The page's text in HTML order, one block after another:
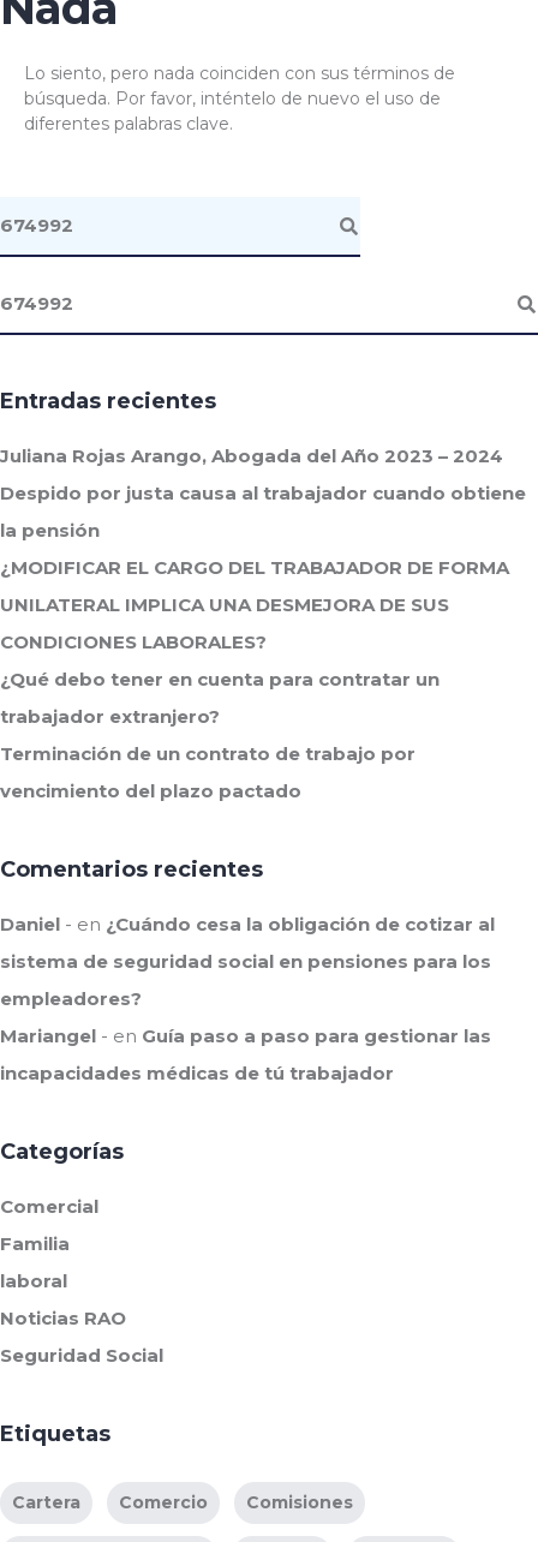
Lo siento, pero nada coinciden con sus términos de
búsqueda. Por favor, inténtelo de nuevo el uso de
diferentes palabras clave.
Entradas recientes
Juliana Rojas Arango, Abogada del Año 2023 – 2024
Despido por justa causa al trabajador cuando obtiene
la pensión
¿MODIFICAR EL CARGO DEL TRABAJADOR DE FORMA
UNILATERAL IMPLICA UNA DESMEJORA DE SUS
CONDICIONES LABORALES?
¿Qué debo tener en cuenta para contratar un
trabajador extranjero?
Terminación de un contrato de trabajo por
vencimiento del plazo pactado
Comentarios recientes
Daniel en ¿Cuándo cesa la obligación de cotizar al
sistema de seguridad social en pensiones para los
empleadores?
Mariangel
en Guía paso a paso para gestionar las
incapacidades médicas de tú trabajador
Categorías
Comercial
Familia
laboral
Noticias RAO
Seguridad Social
Etiquetas
Cartera Comercio Comisiones